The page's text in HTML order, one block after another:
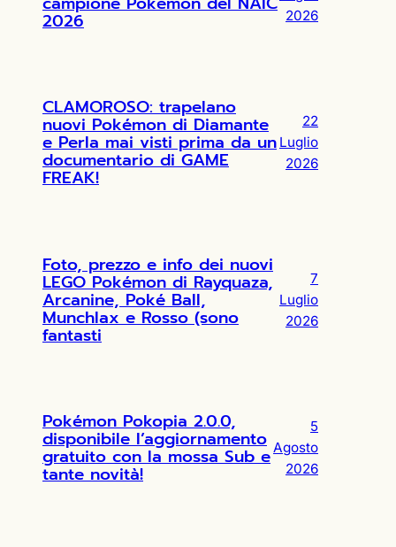
2026
2026
CLAMOROSO: trapelano
nuovi Pokémon di Diamante
e Perla mai visti prima da un
documentario di GAME
FREAK!
22
Luglio
2026
Foto, prezzo e info dei nuovi
LEGO Pokémon di Rayquaza,
Arcanine, Poké Ball,
Munchlax e Rosso (sono
fantasti
7
Luglio
2026
Pokémon Pokopia 2.0.0,
disponibile l’aggiornamento
gratuito con la mossa Sub e
tante novità!
5
Agosto
2026